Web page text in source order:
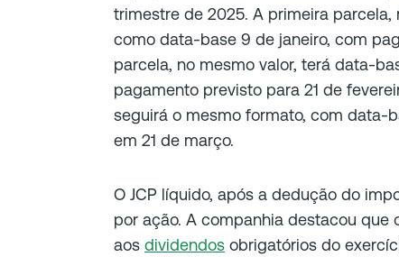
trimestre de 2025. A primeira parcela,
como data-base 9 de janeiro, com
parcela, no mesmo valor, terá data-
pagamento previsto para 21 de
seguirá o mesmo formato, com data-
em 21 de março.
O JCP líquido, após a dedução do
por ação. A companhia destacou que
aos dividendos obrigatórios do